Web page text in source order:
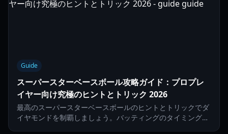
Guide
スーパースターベースボール攻略ガイド：プロプレ
イヤー向け究極のヒントとトリック 2026
最高のスーパースターベースボールのヒントとトリックでダ
イヤモンドを制覇しましょう。バッティングのタイミング、